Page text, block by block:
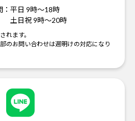
平日 9時～18時
土日祝 9時～20時
れます。
のお問い合わせは週明けの対応になり